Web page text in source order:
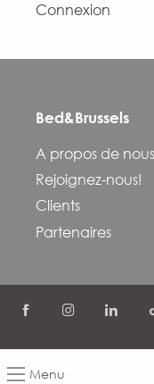
Menu
Connexion
Bed&Brussels
A propos de nous
Rejoignez-nous!
Clients
Partenaires
FAQ